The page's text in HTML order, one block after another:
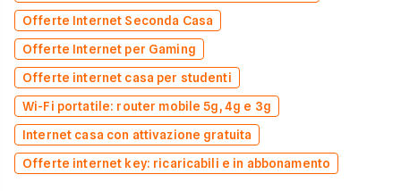
Offerte Internet Seconda Casa
Offerte Internet per Gaming
Offerte internet casa per studenti
Wi-Fi portatile: router mobile 5g, 4g e 3g
Internet casa con attivazione gratuita
Offerte internet key: ricaricabili e in abbonamento